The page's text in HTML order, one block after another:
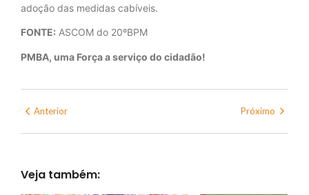
adoção das medidas cabíveis.
FONTE: ASCOM do 20ºBPM
PMBA, uma Força a serviço do cidadão!
Anterior Próximo
Veja também: